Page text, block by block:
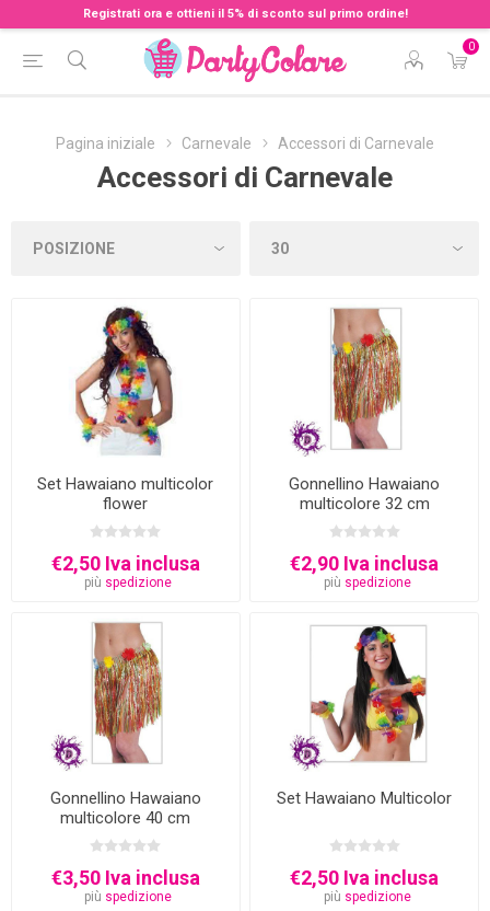
Registrati ora e ottieni il 5% di sconto sul primo ordine!
0
Pagina iniziale Carnevale Accessori di Carnevale
Accessori di Carnevale
Set Hawaiano multicolor
flower
€2,50 Iva inclusa
più spedizione
Gonnellino Hawaiano
multicolore 32 cm
€2,90 Iva inclusa
più spedizione
Gonnellino Hawaiano
multicolore 40 cm
€3,50 Iva inclusa
più spedizione
Set Hawaiano Multicolor
€2,50 Iva inclusa
più spedizione